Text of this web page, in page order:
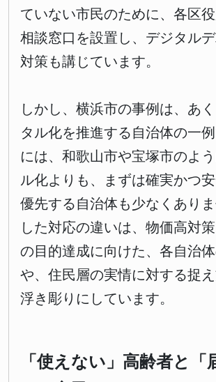
ていない市民のために、各区
相談窓口を設置し、デジタル
対策も講じています。
しかし、横浜市の事例は、あ
タル化を推進する自治体の一
には、和歌山市や宝塚市のよ
ル化よりも、まずは確実かつ
優先する自治体も少なくあり
した対応の違いは、物価高対
の目的達成に向けた、各自治
や、住民層の実情に対する捉
浮き彫りにしています。
「使えない」高齢者と「